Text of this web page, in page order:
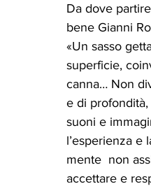
Da dove
bene Gianni
«Un sasso
superficie,
canna… Non
e di
suoni e
l’esperienza e
mente  non
accettare e